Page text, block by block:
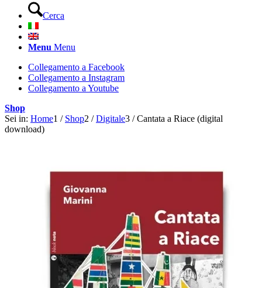
Cerca
Menu Menu
Collegamento a Facebook
Collegamento a Instagram
Collegamento a Youtube
Shop
Sei in: Home1 / Shop2 / Digitale3 / Cantata a Riace (digital
download)